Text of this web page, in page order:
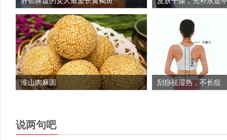
淮山肉麻圆 刮痧祛湿热，不长痘
说两句吧